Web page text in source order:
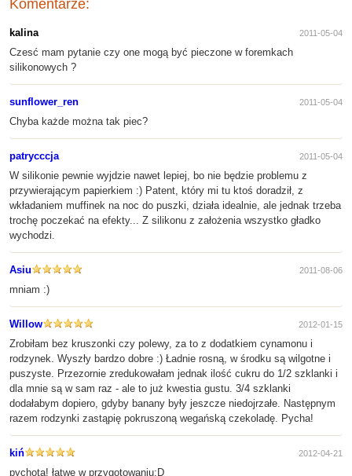
Komentarze:
kalina 2011-05-04
Czesć mam pytanie czy one mogą być pieczone w foremkach
silikonowych ?
sunflower_ren 2011-05-04
Chyba każde można tak piec?
patrycccja 2011-05-04
W silikonie pewnie wyjdzie nawet lepiej, bo nie będzie problemu z
przywierającym papierkiem :) Patent, który mi tu ktoś doradził, z
wkładaniem muffinek na noc do puszki, działa idealnie, ale jednak trzeba
trochę poczekać na efekty... Z silikonu z założenia wszystko gładko
wychodzi.
Asiu 2011-08-06
mniam :)
Willow 2012-01-15
Zrobiłam bez kruszonki czy polewy, za to z dodatkiem cynamonu i
rodzynek. Wyszły bardzo dobre :) Ładnie rosną, w środku są wilgotne i
puszyste. Przezornie zredukowałam jednak ilość cukru do 1/2 szklanki i
dla mnie są w sam raz - ale to już kwestia gustu. 3/4 szklanki
dodałabym dopiero, gdyby banany były jeszcze niedojrzałe. Następnym
razem rodzynki zastąpię pokruszoną wegańską czekoladę. Pycha!
kiń 2012-04-21
pychota! łatwe w przygotowaniu;D